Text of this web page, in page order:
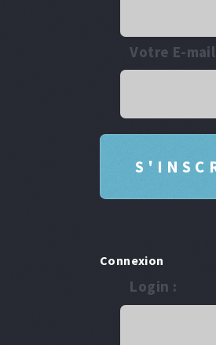
Votre E-mail
Connexion
Login :